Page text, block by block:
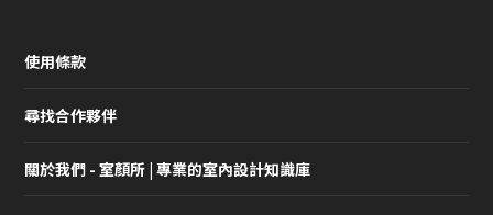
使用條款
尋找合作夥伴
關於我們 - 室顏所 | 專業的室內設計知識庫